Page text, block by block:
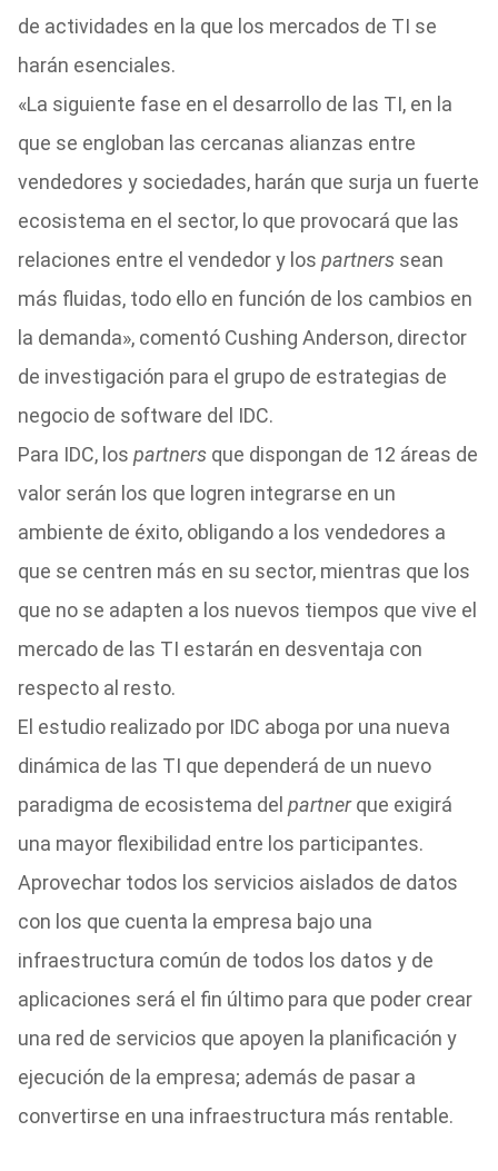
de actividades en la que los mercados de TI se
harán esenciales.
«La siguiente fase en el desarrollo de las TI, en la
que se engloban las cercanas alianzas entre
vendedores y sociedades, harán que surja un fuerte
ecosistema en el sector, lo que provocará que las
relaciones entre el vendedor y los partnerssean
más fluidas, todo ello en función de los cambios en
la demanda», comentó Cushing Anderson, director
de investigación para el grupo de estrategias de
negocio de software del IDC.
Para IDC, los partnersque dispongan de 12 áreas de
valor serán los que logren integrarse en un
ambiente de éxito, obligando a los vendedores a
que se centren más en su sector, mientras que los
que no se adapten a los nuevos tiempos que vive el
mercado de las TI estarán en desventaja con
respecto al resto.
El estudio realizado por IDC aboga por una nueva
dinámica de las TI que dependerá de un nuevo
paradigma de ecosistema del partnerque exigirá
una mayor flexibilidad entre los participantes.
Aprovechar todos los servicios aislados de datos
con los que cuenta la empresa bajo una
infraestructura común de todos los datos y de
aplicaciones será el fin último para que poder crear
una red de servicios que apoyen la planificación y
ejecución de la empresa; además de pasar a
convertirse en una infraestructura más rentable.